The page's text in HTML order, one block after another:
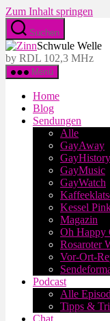
Zum Inhalt springen
Suchen
Schwule Welle
by RDL 102,3 MHz
Menü
Home
Blog
Sendungen
Alle
GayAway
GayHistory
GayMusic
GayWatch
Kessel
Magazin
Oh Happy
Rosaroter
Vor-Ort-
Podcast
Alle
Tipps &
Chat